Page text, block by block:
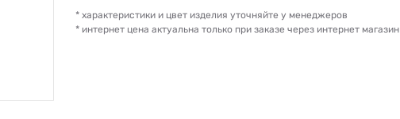
* характеристики и цвет изделия уточняйте у менеджеров
* интернет цена актуальна только при заказе через интернет магазин